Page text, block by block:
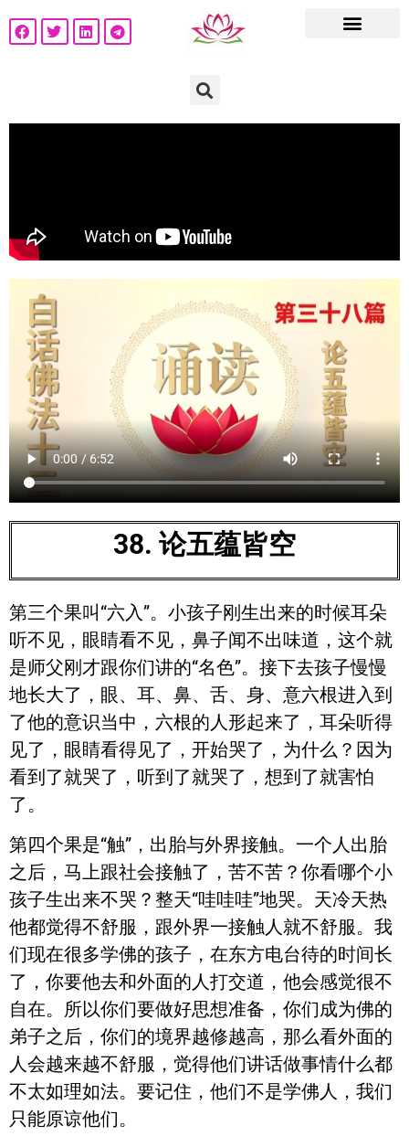
38. 论五蕴皆空
第三个果叫“六入”。小孩子刚生出来的时候耳朵
听不见，眼睛看不见，鼻子闻不出味道，这个就
是师父刚才跟你们讲的“名色”。接下去孩子慢慢
地长大了，眼、耳、鼻、舌、身、意六根进入到
了他的意识当中，六根的人形起来了，耳朵听得
见了，眼睛看得见了，开始哭了，为什么？因为
看到了就哭了，听到了就哭了，想到了就害怕
了。
第四个果是“触”，出胎与外界接触。一个人出胎
之后，马上跟社会接触了，苦不苦？你看哪个小
孩子生出来不哭？整天“哇哇哇”地哭。天冷天热
他都觉得不舒服，跟外界一接触人就不舒服。我
们现在很多学佛的孩子，在东方电台待的时间长
了，你要他去和外面的人打交道，他会感觉很不
自在。所以你们要做好思想准备，你们成为佛的
弟子之后，你们的境界越修越高，那么看外面的
人会越来越不舒服，觉得他们讲话做事情什么都
不太如理如法。要记住，他们不是学佛人，我们
只能原谅他们。